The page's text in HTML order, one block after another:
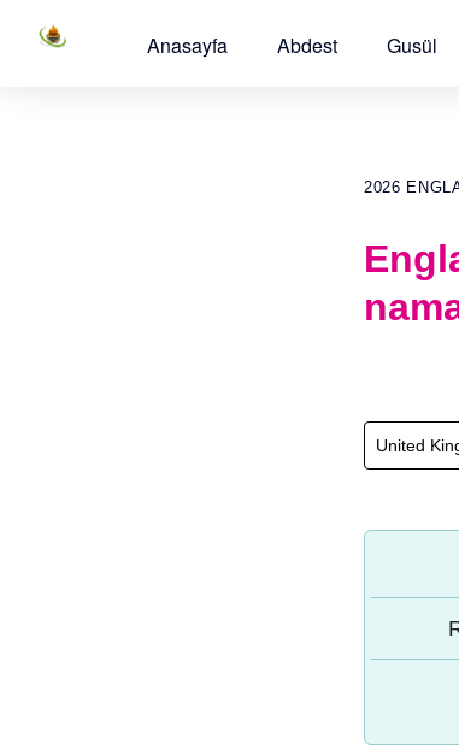
Anasayfa Abdest Gusül
2026